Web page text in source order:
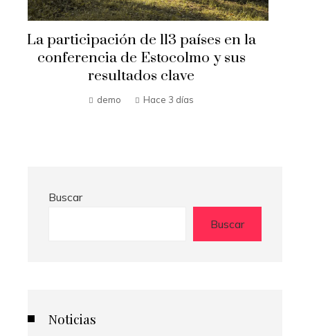
Las 15 donaciones individuales más
grandes que impulsaron cambios
sociales significativos
Hilda Loaiza Hace 4 días
Buscar
Buscar
Noticias